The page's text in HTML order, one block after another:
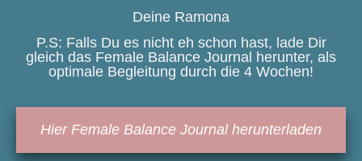
Deine Ramona
P.S: Falls Du es nicht eh schon hast, lade Dir
gleich das Female Balance Journal herunter, als
optimale Begleitung durch die 4 Wochen!
Hier Female Balance Journal herunterladen